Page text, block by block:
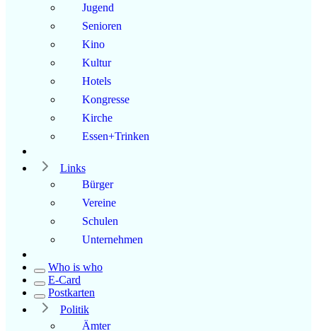
Jugend
Senioren
Kino
Kultur
Hotels
Kongresse
Kirche
Essen+Trinken
Links
Bürger
Vereine
Schulen
Unternehmen
Who is who
E-Card
Postkarten
Politik
Ämter